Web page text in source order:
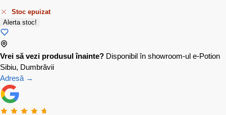
Stoc epuizat
Alerta stoc!
Vrei să vezi produsul înainte? Disponibil în showroom-ul e-Potion
Sibiu, Dumbrăvii
Adresă →